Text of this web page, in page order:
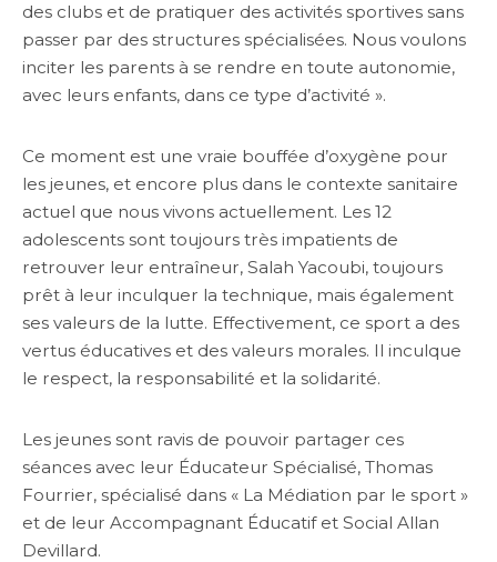
des clubs et de pratiquer des activités sportives sans
passer par des structures spécialisées. Nous voulons
inciter les parents à se rendre en toute autonomie,
avec leurs enfants, dans ce type d’activité ».
Ce moment est une vraie bouffée d’oxygène pour
les jeunes, et encore plus dans le contexte sanitaire
actuel que nous vivons actuellement. Les 12
adolescents sont toujours très impatients de
retrouver leur entraîneur, Salah Yacoubi, toujours
prêt à leur inculquer la technique, mais également
ses valeurs de la lutte. Effectivement, ce sport a des
vertus éducatives et des valeurs morales. Il inculque
le respect, la responsabilité et la solidarité.
Les jeunes sont ravis de pouvoir partager ces
séances avec leur Éducateur Spécialisé, Thomas
Fourrier, spécialisé dans « La Médiation par le sport »
et de leur Accompagnant Éducatif et Social Allan
Devillard.